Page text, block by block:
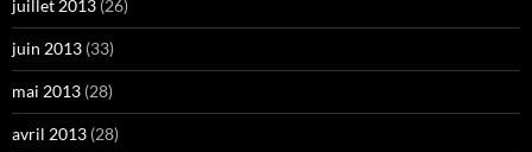
juillet 2013 (26)
juin 2013 (33)
mai 2013 (28)
avril 2013 (28)